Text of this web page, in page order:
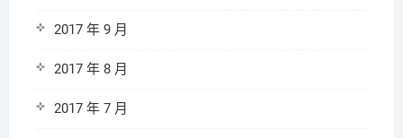
2017 年 9 月
2017 年 8 月
2017 年 7 月